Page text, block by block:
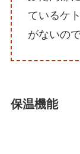
ているケ
がないの
保温機能